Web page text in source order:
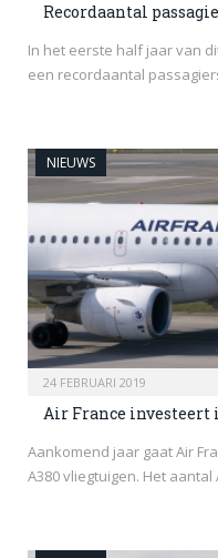
Recordaantal
In het eerste half jaar van
een recordaantal
NIEUWS
24 FEBRUARI 2019
Air France investeert
Aankomend jaar gaat Air
A380 vliegtuigen. Het aantal